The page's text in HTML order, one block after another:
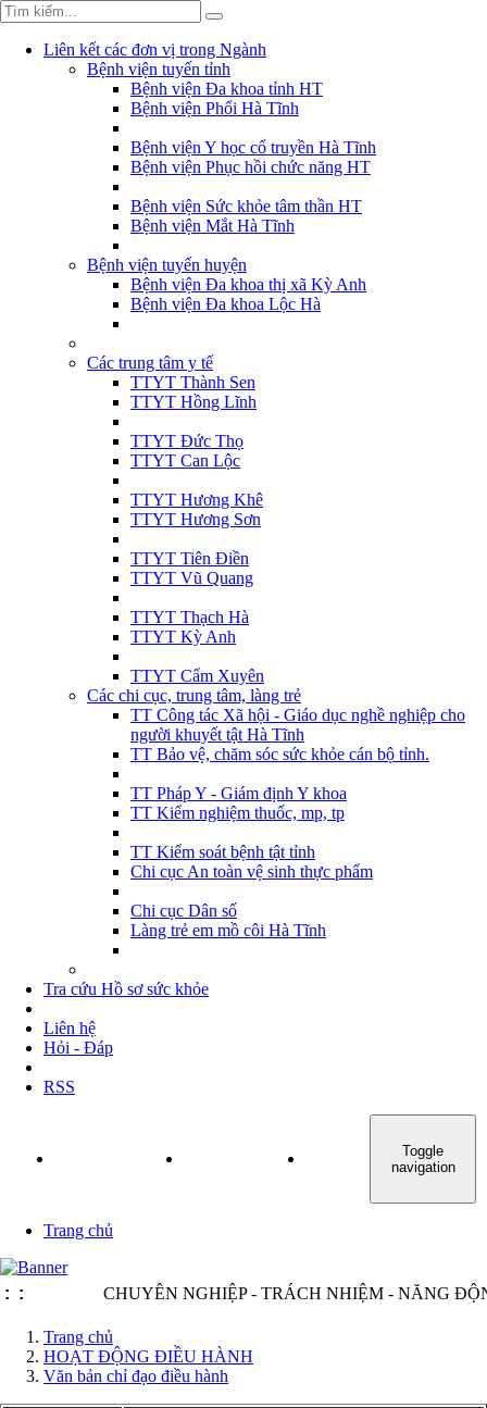
Liên kết các đơn vị trong Ngành
Bệnh viện tuyến tỉnh
Bệnh viện Đa khoa tỉnh HT
Bệnh viện Phổi Hà Tĩnh
Bệnh viện Y học cổ truyền Hà Tĩnh
Bệnh viện Phục hồi chức năng HT
Bệnh viện Sức khỏe tâm thần HT
Bệnh viện Mắt Hà Tĩnh
Bệnh viện tuyến huyện
Bệnh viện Đa khoa thị xã Kỳ Anh
Bệnh viện Đa khoa Lộc Hà
Các trung tâm y tế
TTYT Thành Sen
TTYT Hồng Lĩnh
TTYT Đức Thọ
TTYT Can Lộc
TTYT Hương Khê
TTYT Hương Sơn
TTYT Tiên Điền
TTYT Vũ Quang
TTYT Thạch Hà
TTYT Kỳ Anh
TTYT Cẩm Xuyên
Các chi cục, trung tâm, làng trẻ
TT Công tác Xã hội - Giáo dục nghề nghiệp cho
người khuyết tật Hà Tĩnh
TT Bảo vệ, chăm sóc sức khỏe cán bộ tỉnh.
TT Pháp Y - Giám định Y khoa
TT Kiểm nghiệm thuốc, mp, tp
TT Kiểm soát bệnh tật tỉnh
Chi cục An toàn vệ sinh thực phẩm
Chi cục Dân số
Làng trẻ em mồ côi Hà Tĩnh
Tra cứu Hồ sơ sức khỏe
Liên hệ
Hỏi - Đáp
RSS
TIN TỨC - SỰ KIỆN
Toggle
navigation
Trang chủ
: : CHUYÊN NGHIỆP - TRÁCH NHIỆM - NĂNG
Trang chủ
HOẠT ĐỘNG ĐIỀU HÀNH
Văn bản chỉ đạo điều hành